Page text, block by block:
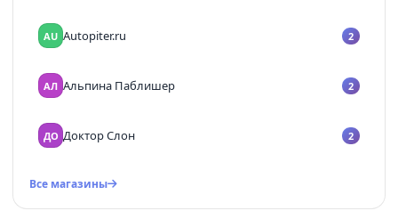
AU Autopiter.ru 2
АЛ Альпина Паблишер 2
ДО Доктор Слон 2
Все магазины